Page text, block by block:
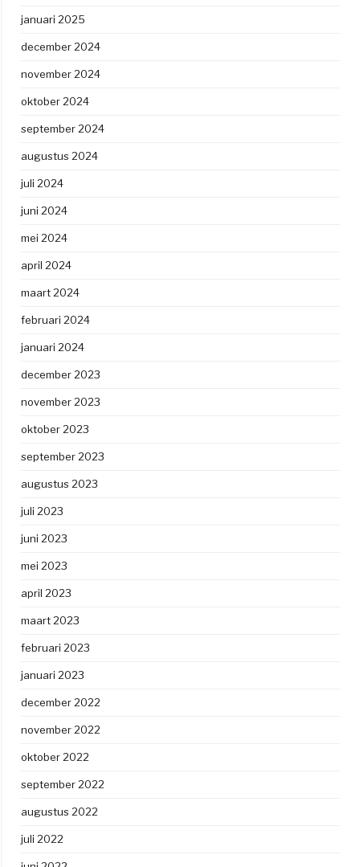
januari 2025
december 2024
november 2024
oktober 2024
september 2024
augustus 2024
juli 2024
juni 2024
mei 2024
april 2024
maart 2024
februari 2024
januari 2024
december 2023
november 2023
oktober 2023
september 2023
augustus 2023
juli 2023
juni 2023
mei 2023
april 2023
maart 2023
februari 2023
januari 2023
december 2022
november 2022
oktober 2022
september 2022
augustus 2022
juli 2022